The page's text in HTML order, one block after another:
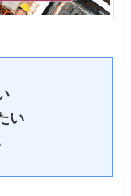
い